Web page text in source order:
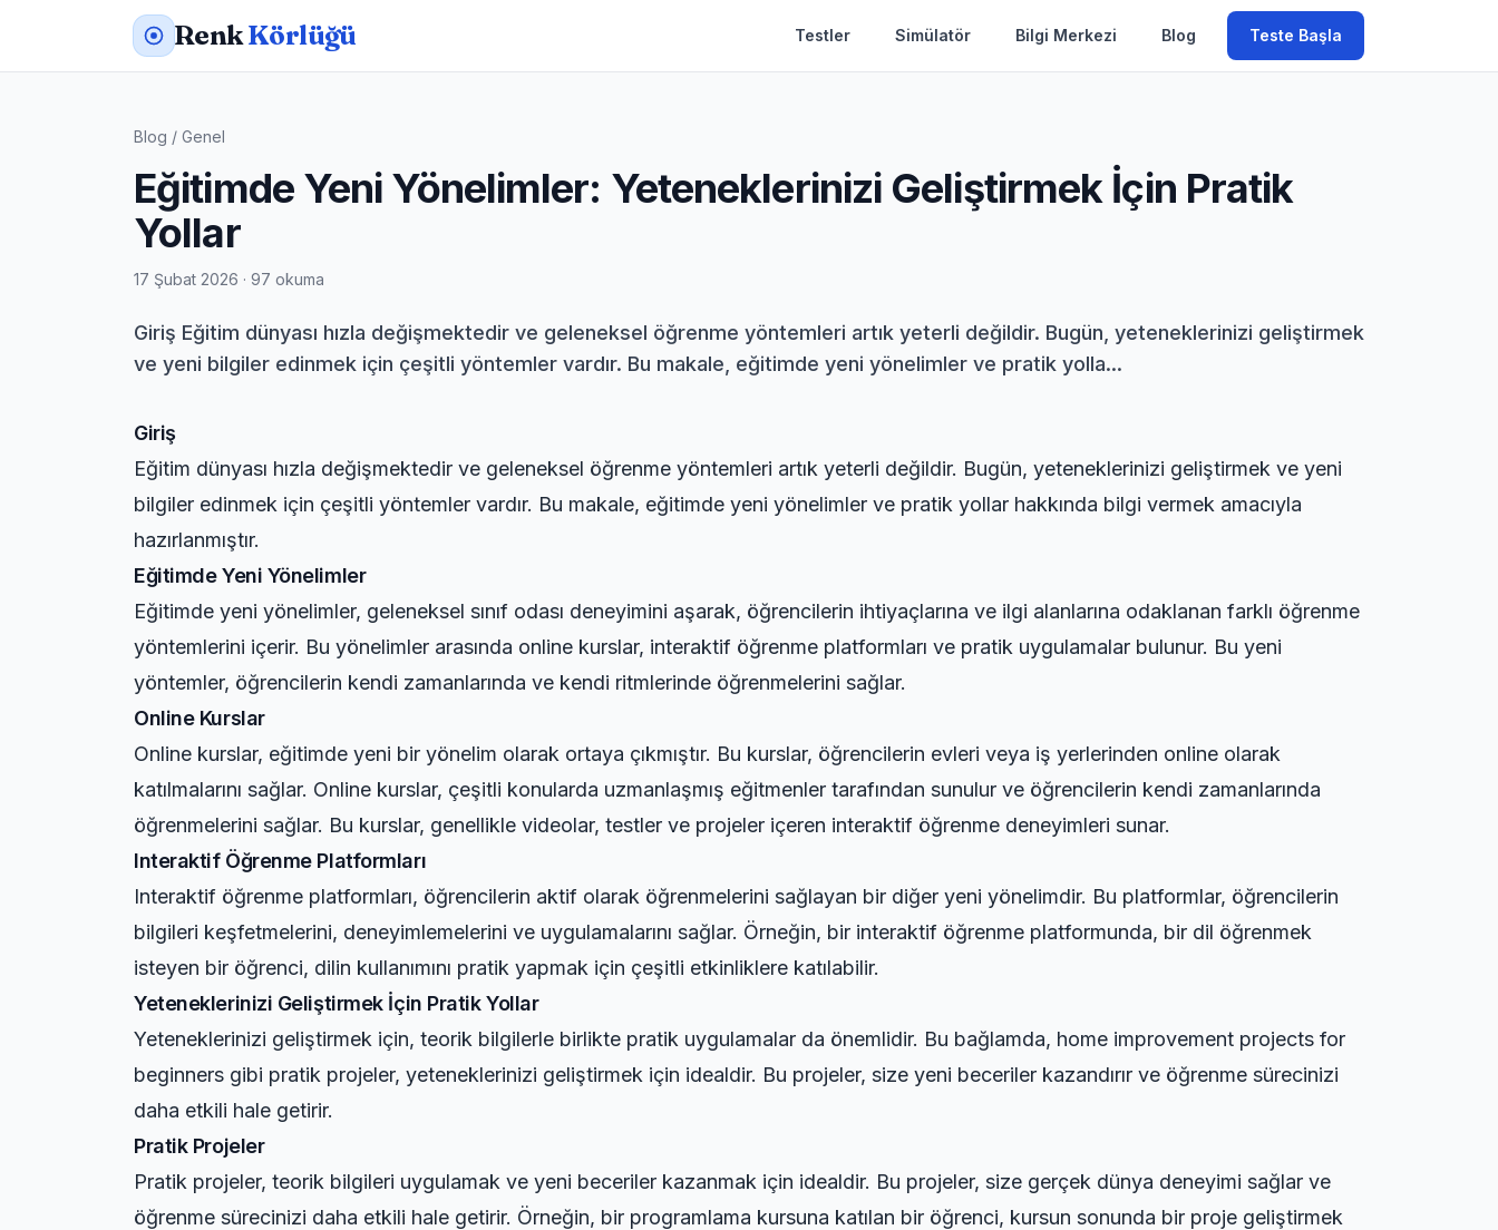
RenkKörlüğü Testler Simülatör Bilgi Merkezi Blog Teste Başla
Blog / Genel
Eğitimde Yeni Yönelimler: Yeteneklerinizi Geliştirmek İçin Pratik
Yollar
17 Şubat 2026 · 97 okuma
Giriş Eğitim dünyası hızla değişmektedir ve geleneksel öğrenme yöntemleri artık yeterli değildir. Bugün, yeteneklerinizi geliştirmek
ve yeni bilgiler edinmek için çeşitli yöntemler vardır. Bu makale, eğitimde yeni yönelimler ve pratik yolla...
Giriş
Eğitim dünyası hızla değişmektedir ve geleneksel öğrenme yöntemleri artık yeterli değildir. Bugün, yeteneklerinizi geliştirmek ve yeni
bilgiler edinmek için çeşitli yöntemler vardır. Bu makale, eğitimde yeni yönelimler ve pratik yollar hakkında bilgi vermek amacıyla
hazırlanmıştır.
Eğitimde Yeni Yönelimler
Eğitimde yeni yönelimler, geleneksel sınıf odası deneyimini aşarak, öğrencilerin ihtiyaçlarına ve ilgi alanlarına odaklanan farklı öğrenme
yöntemlerini içerir. Bu yönelimler arasında online kurslar, interaktif öğrenme platformları ve pratik uygulamalar bulunur. Bu yeni
yöntemler, öğrencilerin kendi zamanlarında ve kendi ritmlerinde öğrenmelerini sağlar.
Online Kurslar
Online kurslar, eğitimde yeni bir yönelim olarak ortaya çıkmıştır. Bu kurslar, öğrencilerin evleri veya iş yerlerinden online olarak
katılmalarını sağlar. Online kurslar, çeşitli konularda uzmanlaşmış eğitmenler tarafından sunulur ve öğrencilerin kendi zamanlarında
öğrenmelerini sağlar. Bu kurslar, genellikle videolar, testler ve projeler içeren interaktif öğrenme deneyimleri sunar.
Interaktif Öğrenme Platformları
Interaktif öğrenme platformları, öğrencilerin aktif olarak öğrenmelerini sağlayan bir diğer yeni yönelimdir. Bu platformlar, öğrencilerin
bilgileri keşfetmelerini, deneyimlemelerini ve uygulamalarını sağlar. Örneğin, bir interaktif öğrenme platformunda, bir dil öğrenmek
isteyen bir öğrenci, dilin kullanımını pratik yapmak için çeşitli etkinliklere katılabilir.
Yeteneklerinizi Geliştirmek İçin Pratik Yollar
Yeteneklerinizi geliştirmek için, teorik bilgilerle birlikte pratik uygulamalar da önemlidir. Bu bağlamda, home improvement projects for
beginners gibi pratik projeler, yeteneklerinizi geliştirmek için idealdir. Bu projeler, size yeni beceriler kazandırır ve öğrenme sürecinizi
daha etkili hale getirir.
Pratik Projeler
Pratik projeler, teorik bilgileri uygulamak ve yeni beceriler kazanmak için idealdir. Bu projeler, size gerçek dünya deneyimi sağlar ve
öğrenme sürecinizi daha etkili hale getirir. Örneğin, bir programlama kursuna katılan bir öğrenci, kursun sonunda bir proje geliştirmek